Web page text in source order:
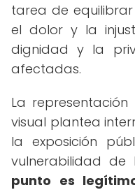
tarea de
el dolor y la
dignidad y la
afectadas.
La
visual plantea
la exposición
vulnerabilidad de
punto es